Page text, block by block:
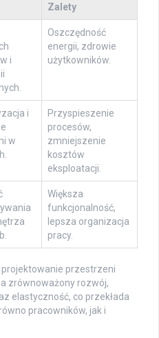
Zalety
i
Oszczędność
energii, zdrowie
użytkowników.
i
w
Przyspieszenie
procesów,
zmniejszenie
kosztów
eksploatacji.
Większa
funkcjonalność,
lepsza organizacja
pracy.
przestrzeni
zrównoważony rozwój,
elastyczność, co przekłada
pracowników, jak i